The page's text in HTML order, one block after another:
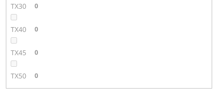
TX30 0
TX40 0
TX45 0
TX50 0